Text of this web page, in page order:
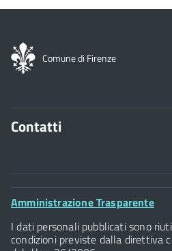
Comune di Firenze
Contatti
Comune di Firenze
Palazzo Vecchio
Piazza della Signoria - 50122,
P.IVA 01307110484
Footer
Amministrazione Trasparente
I dati personali pubblicati sono
condizioni previste dalla direttiva